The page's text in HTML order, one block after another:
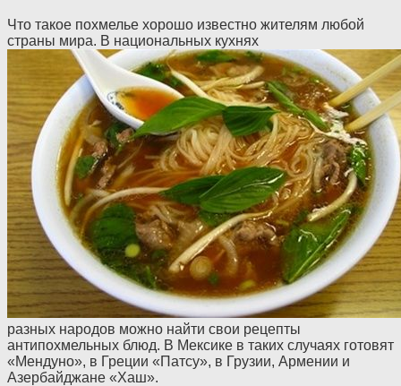
Что такое похмелье хорошо известно жителям любой
страны мира. В национальных кухнях
разных народов можно найти свои рецепты
антипохмельных блюд. В Мексике в таких случаях готовят
«Мендуно», в Греции «Патсу», в Грузии, Армении и
Азербайджане «Хаш».